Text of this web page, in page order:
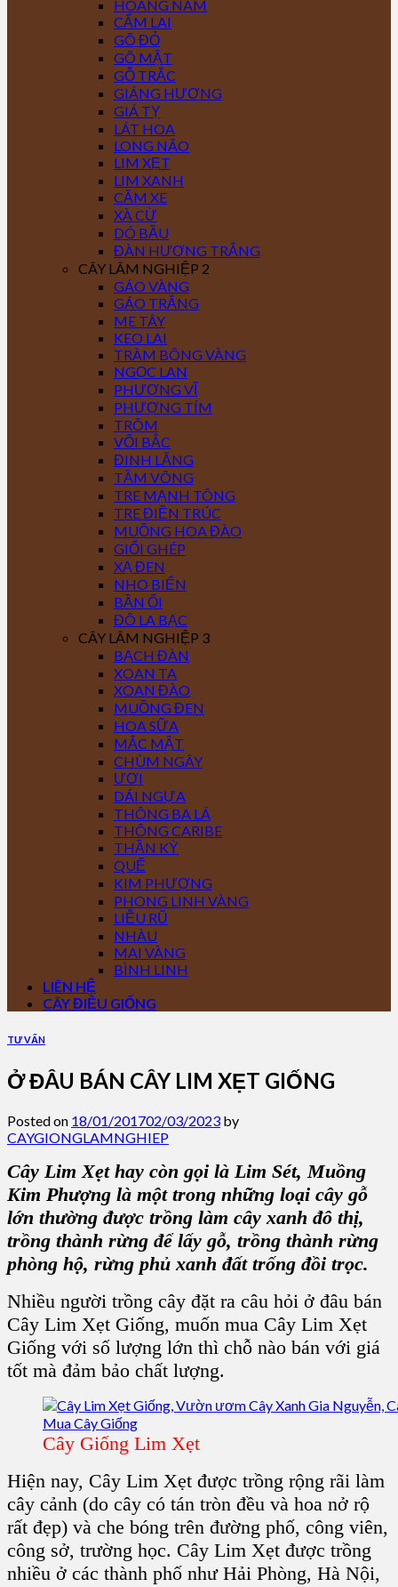
HOÀNG NAM
CẨM LAI
GÕ ĐỎ
GÕ MẬT
GỖ TRẮC
GIÁNG HƯƠNG
GIÁ TỴ
LÁT HOA
LONG NÃO
LIM XẸT
LIM XANH
CĂM XE
XÀ CỪ
DÓ BẦU
ĐÀN HƯƠNG TRẮNG
CÂY LÂM NGHIỆP 2
GÁO VÀNG
GÁO TRẮNG
ME TÂY
KEO LAI
TRÀM BÔNG VÀNG
NGỌC LAN
PHƯỢNG VĨ
PHƯỢNG TÍM
TRÔM
VỐI BẮC
ĐINH LĂNG
TẦM VÔNG
TRE MẠNH TÔNG
TRE ĐIỀN TRÚC
MUỒNG HOA ĐÀO
GIỔI GHÉP
XẠ ĐEN
NHO BIỂN
BẦN ỔI
ĐÔ LA BẠC
CÂY LÂM NGHIỆP 3
BẠCH ĐÀN
XOAN TA
XOAN ĐÀO
MUỒNG ĐEN
HOA SỮA
MẮC MẬT
CHÙM NGÂY
ƯƠI
DÁI NGỰA
THÔNG BA LÁ
THÔNG CARIBE
THẦN KỲ
QUẾ
KIM PHƯỢNG
PHONG LINH VÀNG
LIỄU RŨ
NHÀU
MAI VÀNG
BÌNH LINH
LIÊN HỆ
CÂY ĐIỀU GIỐNG
TƯ VẤN
Ở ĐÂU BÁN CÂY LIM XẸT GIỐNG
Posted on 18/01/201702/03/2023 by
CAYGIONGLAMNGHIEP
Cây Lim Xẹthay còn gọi là Lim Sét, Muồng
Kim Phượng là một trong những loại cây gỗ
lớn thường được trồng làm cây xanh đô thị,
trồng thành rừng để lấy gỗ, trồng thành rừng
phòng hộ, rừng phủ xanh đất trống đồi trọc.
Nhiều người trồng cây đặt ra câu hỏi ở đâu bán
Cây Lim Xẹt Giống, muốn mua Cây Lim Xẹt
Giống với số lượng lớn thì chỗ nào bán với giá
tốt mà đảm bảo chất lượng.
Cây Giống Lim Xẹt
Hiện nay, Cây Lim Xẹt được trồng rộng rãi làm
cây cảnh (do cây có tán tròn đều và hoa nở rộ
rất đẹp) và che bóng trên đường phố, công viên,
công sở, trường học. Cây Lim Xẹt được trồng
nhiều ở các thành phố như Hải Phòng, Hà Nội,